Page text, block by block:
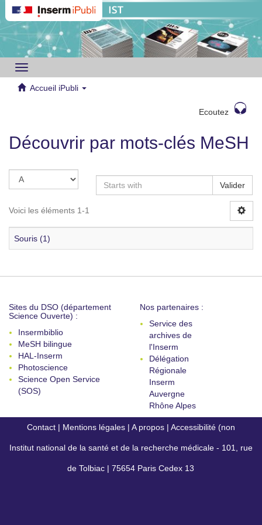
Toggle
navigation
Accueil iPubli
Ecoutez
Découvrir par mots-clés MeSH
Valider
Voici les éléments 1-1
Souris (1)
Sites du DSO (département
Science Ouverte) :
Insermbiblio
MeSH bilingue
HAL-Inserm
Photoscience
Science Open Service
(SOS)
Nos partenaires :
Service des
archives de
l'Inserm
Délégation
Régionale
Inserm
Auvergne
Rhône Alpes
Contact | Mentions légales | A propos | Accessibilité (non
conforme)
Institut national de la santé et de la recherche médicale - 101, rue
de Tolbiac | 75654 Paris Cedex 13